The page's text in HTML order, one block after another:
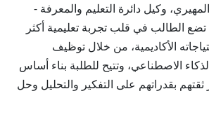
وكيل دائرة التعليم والمعرفة -
تضع الطالب في قلب تجربة تعليمية أكثر
الأكاديمية، من خلال توظيف
الاصطناعي، وتتيح للطلبة بناء أساس
بقدراتهم على التفكير والتحليل وحل